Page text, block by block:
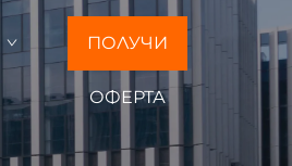
ПОЛУЧИ
ОФЕРТА